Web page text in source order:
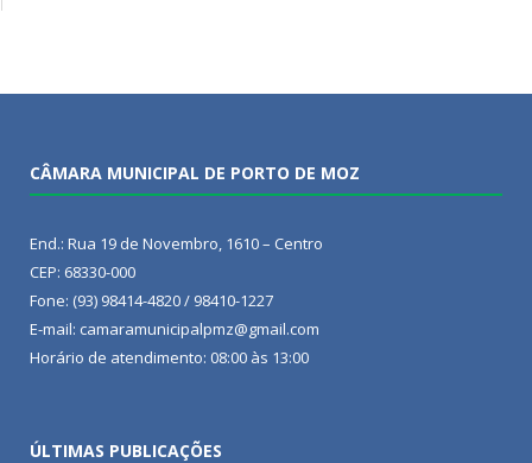
CÂMARA MUNICIPAL DE PORTO DE MOZ
End.: Rua 19 de Novembro, 1610 – Centro
CEP: 68330-000
Fone: (93) 98414-4820 / 98410-1227
E-mail: camaramunicipalpmz@gmail.com
Horário de atendimento: 08:00 às 13:00
ÚLTIMAS PUBLICAÇÕES